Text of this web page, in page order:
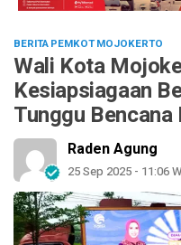
BERITA PEMKOT MOJOKERTO
Wali Kota
Kesiapsiagaan
Tunggu
Raden Agung
25 Sep 2025 - 11:06